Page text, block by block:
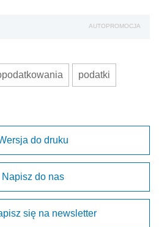
AUTOPROMOCJA
podatki
do druku
Napisz do nas
się na newsletter